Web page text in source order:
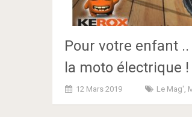
Pour votre enfant
la moto électrique !
12 Mars 2019 Le Mag'